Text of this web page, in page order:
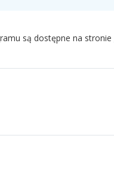
są dostępne na stronie